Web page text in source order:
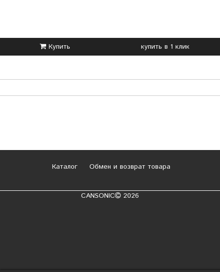
Купить купить в 1 клик
Каталог Обмен и возврат товара
CANSONIC 2026